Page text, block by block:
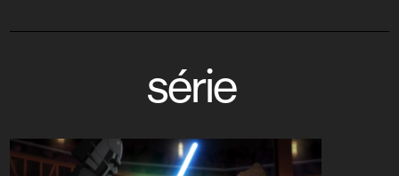
série